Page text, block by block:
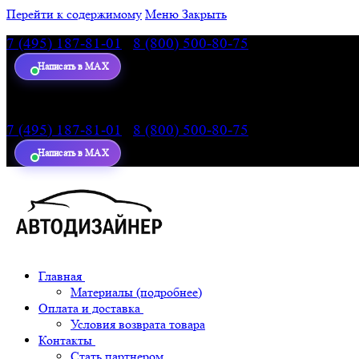
Перейти к содержимому Меню Закрыть
7 (495) 187-81-01 8 (800) 500-80-75
Написать в MAX
7 (495) 187-81-01 8 (800) 500-80-75
Написать в MAX
Главная
Материалы (подробнее)
Оплата и доставка
Условия возврата товара
Контакты